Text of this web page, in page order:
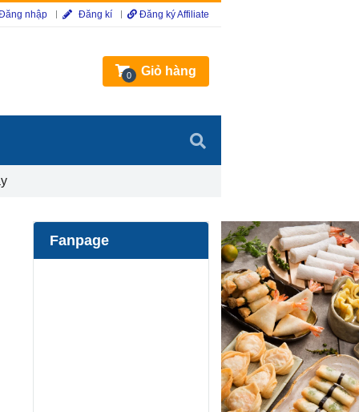
Fanpage
nhập Đăng kí Đăng ký Affiliate
0 Giỏ hàng